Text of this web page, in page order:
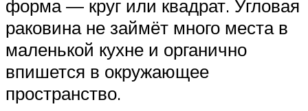
форма — круг или квадрат. Угловая
раковина не займёт много места в
маленькой кухне и органично
впишется в окружающее
пространство.